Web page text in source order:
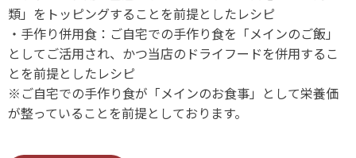
類」をトッピングすることを前提としたレシピ
・手作り併用食：ご自宅での手作り食を「メインのご飯」
としてご活用され、かつ当店のドライフードを併用するこ
とを前提としたレシピ
※ご自宅での手作り食が「メインのお食事」として栄養価
が整っていることを前提としております。